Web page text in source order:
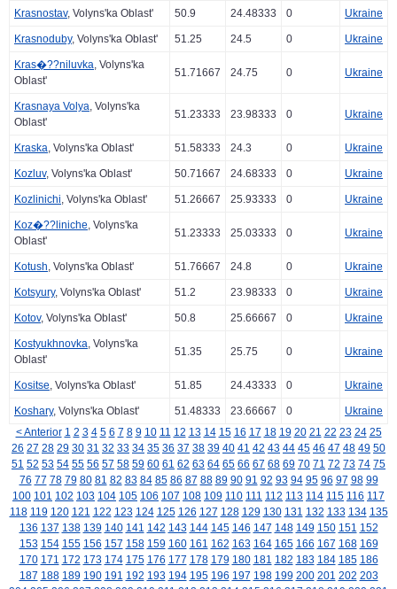
Krasnostav, Volyns'ka Oblast' 50.9 24.48333 0 Ukraine
Krasnoduby, Volyns'ka Oblast' 51.25 24.5 0 Ukraine
Kras�??niluvka, Volyns'ka
Oblast'
51.71667 24.75 0 Ukraine
Krasnaya Volya, Volyns'ka
Oblast'
51.23333 23.98333 0 Ukraine
Kraska, Volyns'ka Oblast' 51.58333 24.3 0 Ukraine
Kozluv, Volyns'ka Oblast' 50.71667 24.68333 0 Ukraine
Kozlinichi, Volyns'ka Oblast' 51.26667 25.93333 0 Ukraine
Koz�??liniche, Volyns'ka
Oblast'
51.23333 25.03333 0 Ukraine
Kotush, Volyns'ka Oblast' 51.76667 24.8 0 Ukraine
Kotsyury, Volyns'ka Oblast' 51.2 23.98333 0 Ukraine
Kotov, Volyns'ka Oblast' 50.8 25.66667 0 Ukraine
Kostyukhnovka, Volyns'ka
Oblast'
51.35 25.75 0 Ukraine
Kositse, Volyns'ka Oblast' 51.85 24.43333 0 Ukraine
Koshary, Volyns'ka Oblast' 51.48333 23.66667 0
Ukraine
< Anterior 1 2 3 4 5 6 7 8 9 10 11 12 13 14 15 16 17 18 19 20 21 22 23 24 25
26 27 28 29 30 31 32 33 34 35 36 37 38 39 40 41 42 43 44 45 46 47 48 49 50
51 52 53 54 55 56 57 58 59 60 61 62 63 64 65 66 67 68 69 70 71 72 73 74 75
76 77 78 79 80 81 82 83 84 85 86 87 88 89 90 91 92 93 94 95 96 97 98 99
100 101 102 103 104 105 106 107 108 109 110 111 112 113 114 115 116 117
118 119 120 121 122 123 124 125 126 127 128 129 130 131 132 133 134 135
136 137 138 139 140 141 142 143 144 145 146 147 148 149 150 151 152
153 154 155 156 157 158 159 160 161 162 163 164 165 166 167 168 169
170 171 172 173 174 175 176 177 178 179 180 181 182 183 184 185 186
187 188 189 190 191 192 193 194 195 196 197 198 199 200 201 202 203